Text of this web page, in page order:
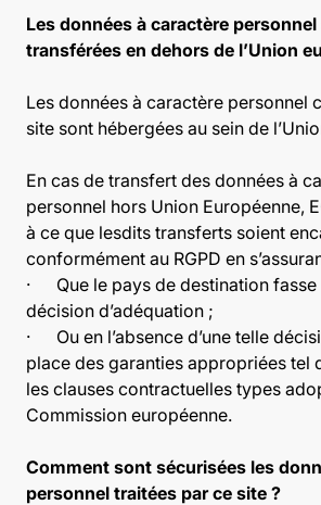
Les données à caractère
transférées en dehors de l’Union
Les données à caractère personnel
site sont hébergées au sein de
En cas de transfert des données à
personnel hors Union Européenne,
à ce que lesdits transferts soient
conformément au RGPD en
· Que le pays de destination fasse
décision d’adéquation ;
· Ou en l’absence d’une telle
place des garanties appropriées tel
les clauses contractuelles types
Commission européenne.
Comment sont sécurisées les
personnel traitées par ce site ?